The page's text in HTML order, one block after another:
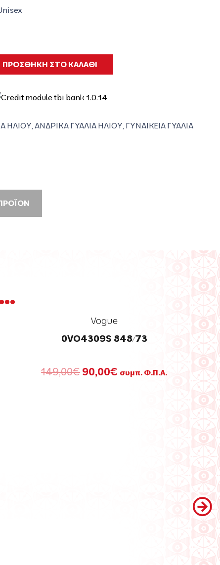
ΠΡΟΣΘΗΚΗ ΣΤΟ ΚΑΛΑΘΙ
ΗΛΙΟΥ, ΑΝΔΡΙΚΑ ΓΥΑΛΙΑ ΗΛΙΟΥ, ΓΥΝΑΙΚΕΙΑ ΓΥΑΛΙΑ
Vogue
0VO4309S 848/73
149,00€ Original
90,00€ Η
συμπ. Φ.Π.Α.